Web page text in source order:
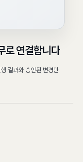
로 연결합니다
결과와 승인된 변경만